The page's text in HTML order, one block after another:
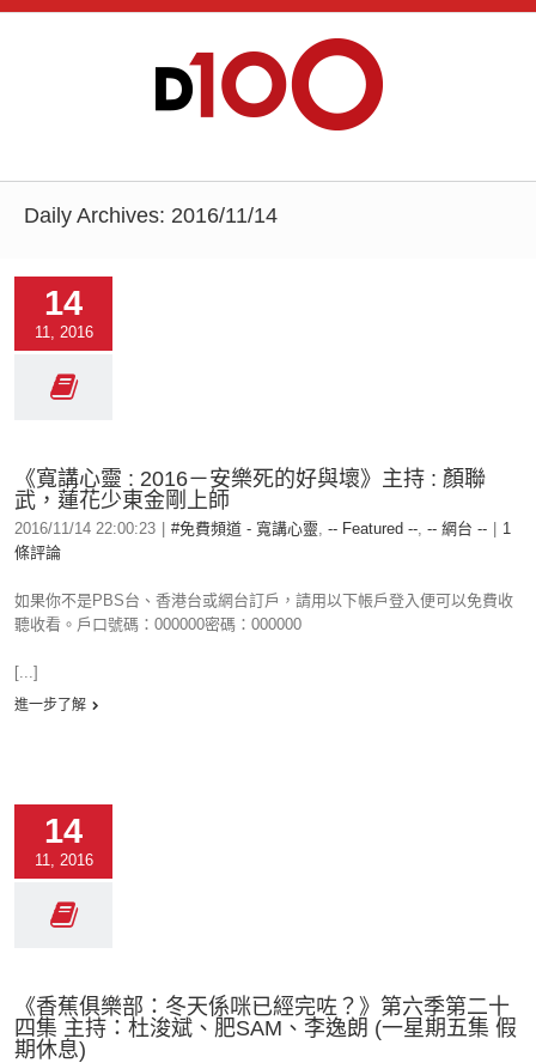
Daily Archives: 2016/11/14
14
11, 2016
《寬講心靈 : 2016－安樂死的好與壞》主持 : 顏聯
武，蓮花少東金剛上師
2016/11/14 22:00:23 #免費頻道 - 寬講心靈, -- Featured --, -- 網台 --
1
條評論
如果你不是PBS台、香港台或網台訂戶，請用以下帳戶登入便可以免費收
聽收看。戶口號碼：000000密碼：000000
[...]
進一步了解
14
11, 2016
《香蕉俱樂部：冬天係咪已經完咗？》第六季第二十
四集 主持：杜浚斌、肥SAM、李逸朗 (一星期五集 假
期休息)